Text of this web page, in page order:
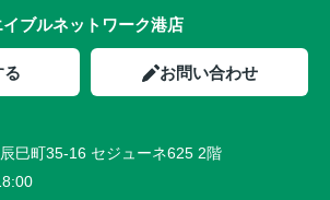
イブルネットワーク港店
る お問い合わせ
巳町35-16 セジューネ625 2階